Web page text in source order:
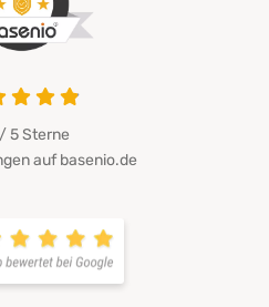
4.9 von 5
5Sterne
auf basenio.de
öffnet in neuem Fenster